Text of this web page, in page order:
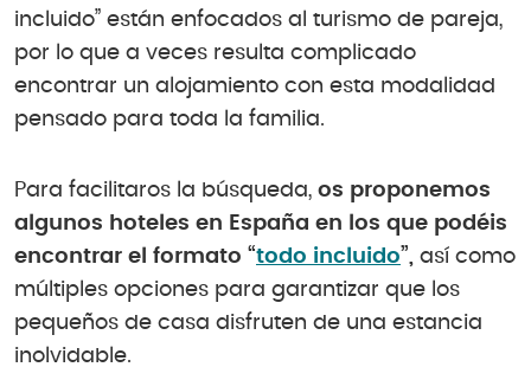
incluido” están enfocados al turismo de pareja,
por lo que a veces resulta complicado
encontrar un alojamiento con esta modalidad
pensado para toda la familia.
Para facilitaros la búsqueda, os proponemos
algunos hoteles en España en los que podéis
encontrar el formato “todo incluido”, así como
múltiples opciones para garantizar que los
pequeños de casa disfruten de una estancia
inolvidable.